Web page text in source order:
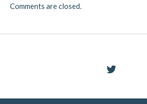
Comments are closed.